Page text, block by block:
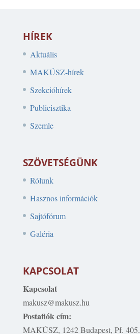
HÍREK
Aktuális
MAKÚSZ-hírek
Szekcióhírek
Publicisztika
Szemle
SZÖVETSÉGÜNK
Rólunk
Hasznos információk
Sajtófórum
Galéria
KAPCSOLAT
Kapcsolat
makusz@makusz.hu
Postafiók cím:
MAKÚSZ, 1242 Budapest, Pf. 405.